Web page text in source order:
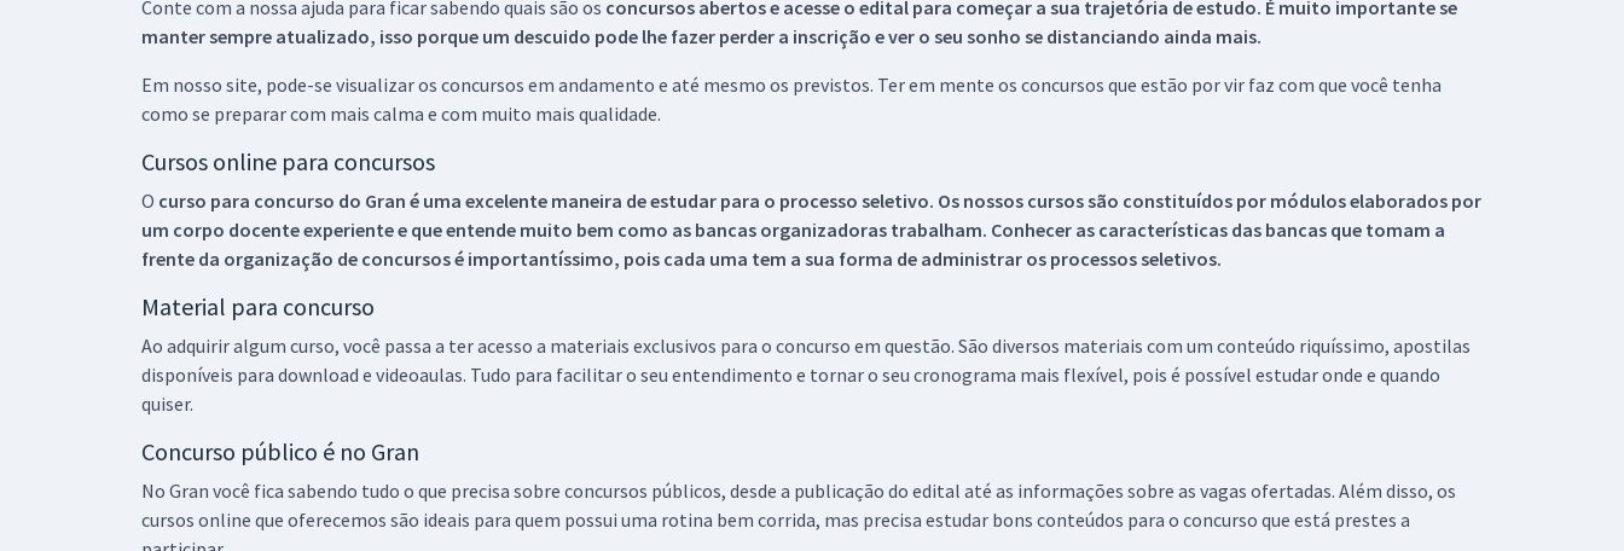
Conte com a nossa ajuda para ficar sabendo quais são os concursos abertos e acesse o edital para começar a sua trajetória de estudo. É muito importante se
manter sempre atualizado, isso porque um descuido pode lhe fazer perder a inscrição e ver o seu sonho se distanciando ainda mais.
Em nosso site, pode-se visualizar os concursos em andamento e até mesmo os previstos. Ter em mente os concursos que estão por vir faz com que você tenha
como se preparar com mais calma e com muito mais qualidade.
Cursos online para concursos
O curso para concurso do Gran é uma excelente maneira de estudar para o processo seletivo. Os nossos cursos são constituídos por módulos elaborados por
um corpo docente experiente e que entende muito bem como as bancas organizadoras trabalham. Conhecer as características das bancas que tomam a
frente da organização de concursos é importantíssimo, pois cada uma tem a sua forma de administrar os processos seletivos.
Material para concurso
Ao adquirir algum curso, você passa a ter acesso a materiais exclusivos para o concurso em questão. São diversos materiais com um conteúdo riquíssimo, apostilas
disponíveis para download e videoaulas. Tudo para facilitar o seu entendimento e tornar o seu cronograma mais flexível, pois é possível estudar onde e quando
quiser.
Concurso público é no Gran
No Gran você fica sabendo tudo o que precisa sobre concursos públicos, desde a publicação do edital até as informações sobre as vagas ofertadas. Além disso, os
cursos online que oferecemos são ideais para quem possui uma rotina bem corrida, mas precisa estudar bons conteúdos para o concurso que está prestes a